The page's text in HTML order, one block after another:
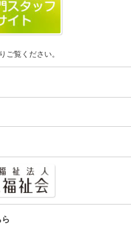
ご覧ください。